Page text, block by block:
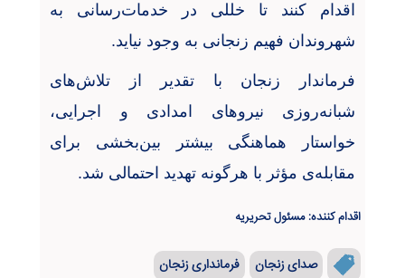
اقدام کنند تا خللی در خدمات‌رسانی به
شهروندان فهیم زنجانی به وجود نیاید.
فرماندار زنجان با تقدیر از تلاش‌های
شبانه‌روزی نیروهای امدادی و اجرایی،
خواستار هماهنگی بیشتر بین‌بخشی برای
مقابله‌ی مؤثر با هرگونه تهدید احتمالی شد.
اقدام کننده: مسئول تحریریه
صدای زنجان
فرمانداری زنجان